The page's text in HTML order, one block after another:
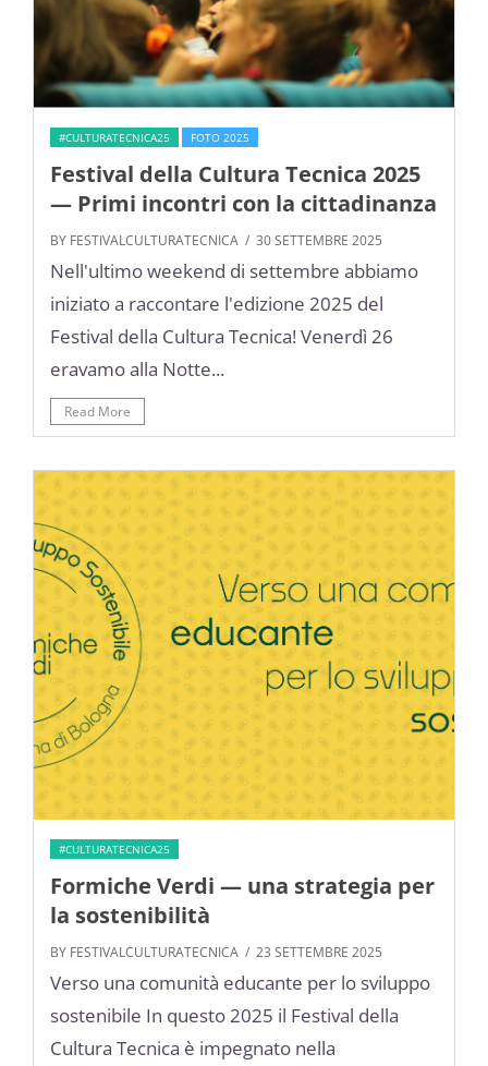
#CULTURATECNICA25 FOTO 2025
Festival della Cultura Tecnica 2025
— Primi incontri con la cittadinanza
BY FESTIVALCULTURATECNICA / 30 SETTEMBRE 2025
Nell'ultimo weekend di settembre abbiamo
iniziato a raccontare l'edizione 2025 del
Festival della Cultura Tecnica! Venerdì 26
eravamo alla Notte...
Read More
#CULTURATECNICA25
Formiche Verdi — una strategia per
la sostenibilità
BY FESTIVALCULTURATECNICA / 23 SETTEMBRE 2025
Verso una comunità educante per lo sviluppo
sostenibile In questo 2025 il Festival della
Cultura Tecnica è impegnato nella